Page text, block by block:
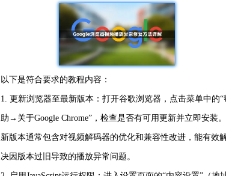
以下是符合要求的教程内容：
1. 更新浏览器至最新版本：打开谷歌浏览器，点击菜单中的“
助→关于Google Chrome”，检查是否有可用更新并立即安装。
新版本通常包含对视频解码器的优化和兼容性改进，能有效
决因版本过旧导致的播放异常问题。